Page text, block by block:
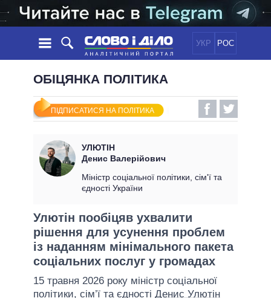
УКР РОС
НОВИНИ
СТРІЧКА
ПОДІЇ
СТАТТІ
ДУМКИ
ОГЛЯДИ
ДАЙДЖЕСТИ
ПОЛІТИКА
ЕКОНОМІКА
СВІТ
ОБIЦЯНКИ
УСІ ПОЛІТИКИ
ПРЕЗИДЕНТ І ОФІС
ВЕРХОВНА РАДА
ГОЛОВИ ОБЛАДМІНІСТРАЦІЙ
МЕРИ МІСТ
ВСІ ПЕРСОНИ
ІНФОГРАФІКА
ВІДЕО
ПОРІВНЯННЯ ПОЛІТИКІВ
ОБІЦЯНКА ПОЛІТИКА
ПІДПИСАТИСЯ НА ПОЛІТИКА
УЛЮТІН
Денис Валерійович
Міністр соціальної політики, сім'ї та
єдності України
Улютін пообіцяв ухвалити
рішення для усунення проблем
із наданням мінімального пакета
соціальних послуг у громадах
15 травня 2026 року міністр соціальної
політики, сім’ї та єдності Денис Улютін